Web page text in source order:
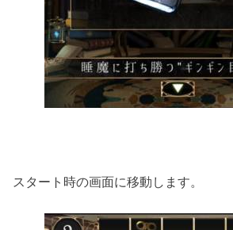
スタート時の画面に移動します。